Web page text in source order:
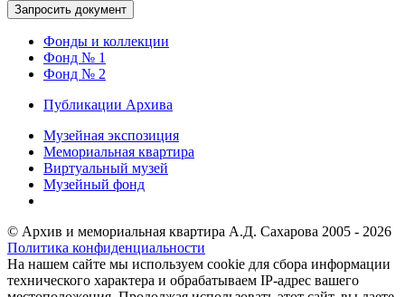
Фонды и коллекции
Фонд № 1
Фонд № 2
Публикации Архива
Музейная экспозиция
Мемориальная квартира
Виртуальный музей
Музейный фонд
© Архив и мемориальная квартира А.Д. Сахарова 2005 - 2026
Политика конфиденциальности
На нашем сайте мы используем cookie для сбора информации
технического характера и обрабатываем IP-адрес вашего